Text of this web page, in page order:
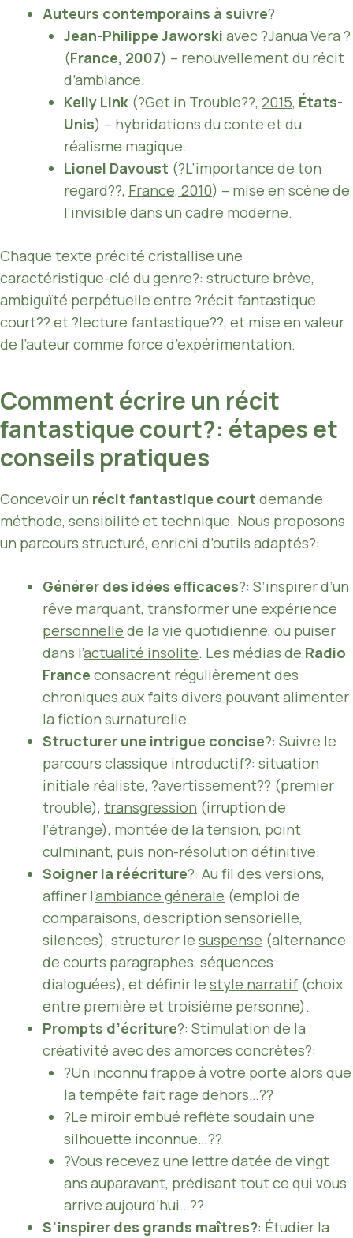
Auteurs contemporains à suivre?:
Jean-Philippe Jaworski avec ?Janua Vera ?
(France, 2007) – renouvellement du récit
d’ambiance.
Kelly Link (?Get in Trouble??, 2015, États-
Unis) – hybridations du conte et du
réalisme magique.
Lionel Davoust (?L’importance de ton
regard??, France, 2010) – mise en scène de
l’invisible dans un cadre moderne.
Chaque texte précité cristallise une
caractéristique-clé du genre?: structure brève,
ambiguïté perpétuelle entre ?récit fantastique
court?? et ?lecture fantastique??, et mise en valeur
de l’auteur comme force d’expérimentation.
Comment écrire un récit
fantastique court?: étapes et
conseils pratiques
Concevoir un récit fantastique court demande
méthode, sensibilité et technique. Nous proposons
un parcours structuré, enrichi d’outils adaptés?:
Générer des idées efficaces?: S’inspirer d’un
rêve marquant, transformer une expérience
personnelle de la vie quotidienne, ou puiser
dans l’actualité insolite. Les médias de Radio
France consacrent régulièrement des
chroniques aux faits divers pouvant alimenter
la fiction surnaturelle.
Structurer une intrigue concise?: Suivre le
parcours classique introductif?: situation
initiale réaliste, ?avertissement?? (premier
trouble), transgression (irruption de
l’étrange), montée de la tension, point
culminant, puis non-résolution définitive.
Soigner la réécriture?: Au fil des versions,
affiner l’ambiance générale (emploi de
comparaisons, description sensorielle,
silences), structurer le suspense (alternance
de courts paragraphes, séquences
dialoguées), et définir le style narratif (choix
entre première et troisième personne).
Prompts d’écriture?: Stimulation de la
créativité avec des amorces concrètes?:
?Un inconnu frappe à votre porte alors que
la tempête fait rage dehors…??
?Le miroir embué reflète soudain une
silhouette inconnue…??
?Vous recevez une lettre datée de vingt
ans auparavant, prédisant tout ce qui vous
arrive aujourd’hui…??
S’inspirer des grands maîtres?: Étudier la